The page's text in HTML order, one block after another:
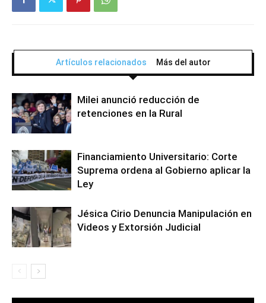
Artículos relacionados Más del autor
Milei anunció reducción de
retenciones en la Rural
Financiamiento Universitario: Corte
Suprema ordena al Gobierno aplicar la
Ley
Jésica Cirio Denuncia Manipulación en
Videos y Extorsión Judicial